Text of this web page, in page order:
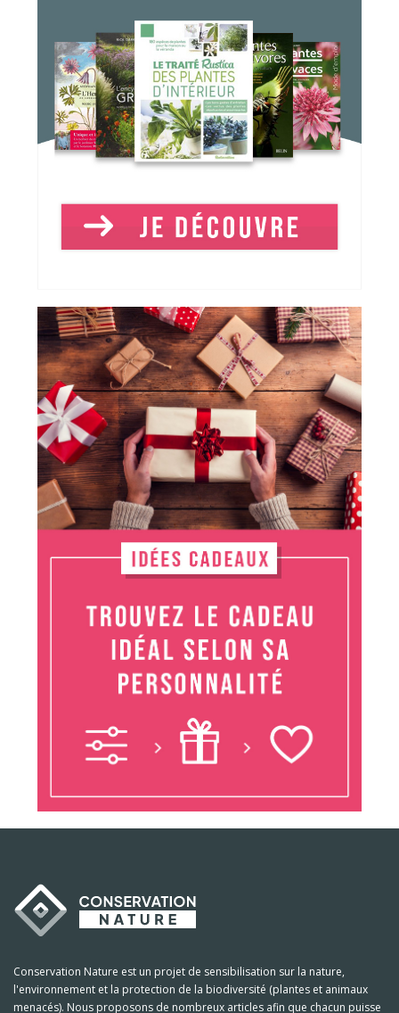
Conservation Nature est un projet de sensibilisation sur la nature,
l'environnement et la protection de la biodiversité (plantes et animaux
menacés). Nous proposons de nombreux articles afin que chacun puisse